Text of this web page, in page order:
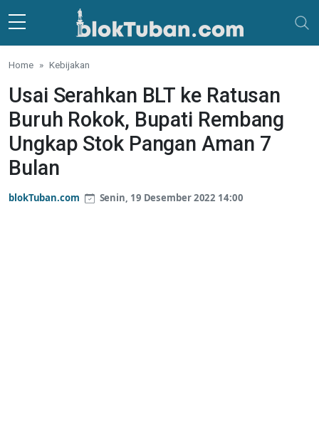
Skip to main content
Home Kebijakan
Usai Serahkan BLT ke Ratusan
Buruh Rokok, Bupati Rembang
Ungkap Stok Pangan Aman 7
Bulan
blokTuban.com Senin, 19 Desember 2022 14:00